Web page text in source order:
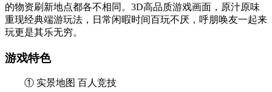
的物资刷新地点都各不相同。3D高品质游戏画面，原汁原味
重现经典端游玩法，日常闲暇时间百玩不厌，呼朋唤友一起来
玩更是其乐无穷。
游戏特色
① 实景地图 百人竞技